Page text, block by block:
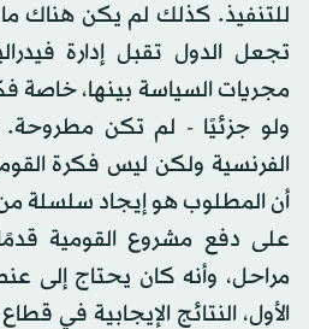
للتنفيذ. كذلك لم يكن هناك
تجعل الدول تقبل إدارة
مجريات السياسة بينها، خاصة
ولو جزئيًا - لم تكن مطروحة.
الفرنسية ولكن ليس فكرة
أن المطلوب هو إيجاد سلسلة من
على دفع مشروع القومية
مراحل، وأنه كان يحتاج إلى
الأول، النتائج الإيجابية في